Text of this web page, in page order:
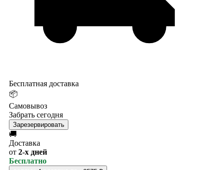
Бесплатная доставка
📦
Самовывоз
Забрать сегодня
Зарезервировать
🚚
Доставка
от 2-х дней
Бесплатно